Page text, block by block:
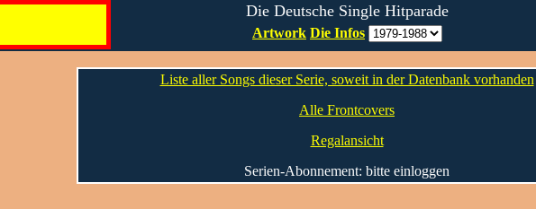
Die Deutsche Single Hitparade
Artwork Die Infos
Liste aller Songs dieser Serie, soweit in der Datenbank vorhanden
Alle Frontcovers
Regalansicht
Serien-Abonnement: bitte einloggen